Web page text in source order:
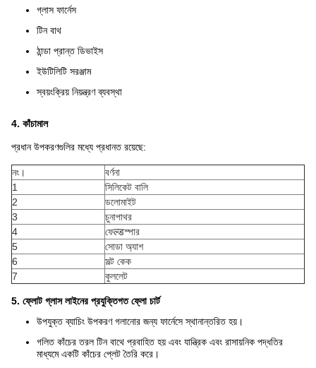
গ্লাস ফার্নেস
টিন বাথ
ঠান্ডা প্রান্ত ডিভাইস
ইউটিলিটি সরঞ্জাম
স্বয়ংক্রিয় নিয়ন্ত্রণ ব্যবস্থা
4. কাঁচামাল
প্রধান উপকরণগুলির মধ্যে প্রধানত রয়েছে:
নং।
বর্ণনা
1
সিলিকেট বালি
2
ডলোমাইট
3
চুনাপাথর
4
ফেल्डস্পার
5
সোডা অ্যাশ
6
সল্ট কেক
7
কুললেট
5. ফ্লোট গ্লাস লাইনের প্রযুক্তিগত ফ্লো চার্ট
উপযুক্ত ব্যাচিং উপকরণ গলানোর জন্য ফার্নেসে স্থানান্তরিত হয়।
গলিত কাঁচের তরল টিন বাথে প্রবাহিত হয় এবং যান্ত্রিক এবং রাসায়নিক পদ্ধতির
মাধ্যমে একটি কাঁচের প্লেট তৈরি করে।